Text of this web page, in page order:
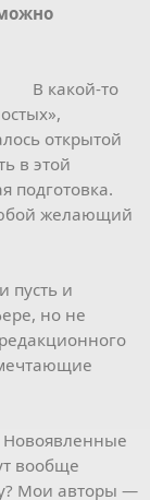
В какой-то
открытой
в этой
подготовка.
желающий
пусть и
но не
Новоявленные
вообще
Мои авторы —